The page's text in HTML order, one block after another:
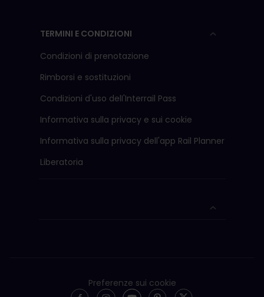
TERMINI E CONDIZIONI
Condizioni di prenotazione
Rimborsi e sostituzioni
Condizioni d'uso delI'Interrail Pass
Informativa sulla privacy e sui cookie
Informativa sulla privacy dell'app Rail Planner
Liberatoria
Preferenze sui cookie